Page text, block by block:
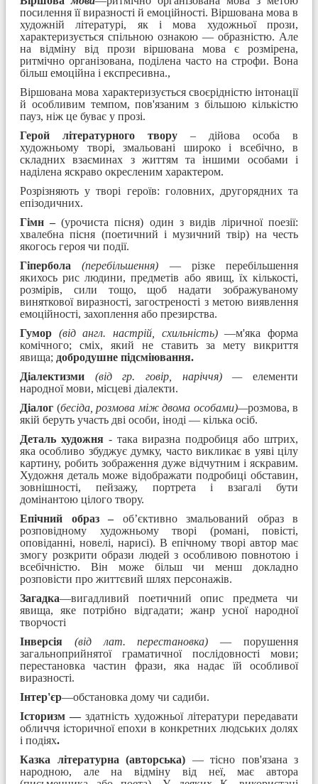
посилення її виразності й емоційності. Віршована мова в
художній літературі, як і мова художньої прози,
характеризується спільною ознакою — образністю. Але
на відміну від прози віршована мова є розмірена,
ритмічно організована, поділена часто на строфи. Вона
більш емоційна і експресивна.,
Віршована мова характеризується своєрідністю інтонації
й особливим темпом, пов'язаним з більшою кількістю
пауз, ніж це буває у прозі.
Герой літературного твору – дійова особа в
художньому творі, змальовані широко і всебічно, в
складних взаєминах з життям та іншими особами і
наділена яскраво окресленим характером.
Розрізняють у творі героїв: головних, другорядних та
епізодичних.
Гімн –(урочиста пісня) один з видів ліричної поезії:
хвалебна пісня (поетичний і музичний твір) на честь
якогось героя чи події.
Гіпербола(перебільшення) — різке перебільшення
якихось рис людини, предметів або явищ, їх кількості,
розмірів, сили тощо, щоб надати зображуваному
виняткової виразності, загостреності з метою виявлення
емоційності, захоплення або презирства.
Гумор (від англ. настрій, схильність)—м'яка форма
комічного; сміх, який не ставить за мету викриття
явища; добродушне підсміювання.
Діалектизми (від гр. говір, наріччя) —елементи
народної мови, місцеві діалекти.
Діалог (бесіда, розмова між двома особами)—розмова, в
якій беруть участь дві особи, іноді — кілька осіб.
Деталь художня - така виразна подробиця або штрих,
яка особливо збуджує думку, часто викликає в уяві цілу
картину, робить зображення дуже відчутним і яскравим.
Художня деталь може відображати подробиці обставин,
зовнішності, пейзажу, портрета і взагалі бути
домінантою цілого твору.
Епічний образ – об’єктивно змальований образ в
розповідному художньому творі (романі, повісті,
оповіданні, новелі, нарисі). В епічному творі автор має
змогу розкрити образи людей з особливою повнотою і
всебічністю. Він може більш чи менш докладно
розповісти про життєвий шлях персонажів.
Загадка—вигадливий поетичний опис предмета чи
явища, яке потрібно відгадати; жанр усної народної
творчості
Інверсія (від лат. перестановка)— порушення
загальноприйнятої граматичної послідовності мови;
перестановка частин фрази, яка надає їй особливої
виразності.
Інтер'єр—обстановка дому чи садиби.
Історизм —здатність художньої літератури передавати
обличчя історичної епохи в конкретних людських долях
і подіях.
Казка літературна (авторська) — тісно пов'язана з
народною, але на відміну від неї, має автора